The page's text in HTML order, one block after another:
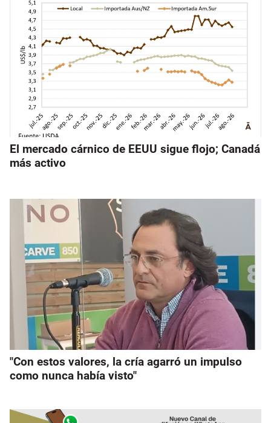
El mercado cárnico de EEUU sigue flojo; Canadá
más activo
"Con estos valores, la cría agarró un impulso
como nunca había visto"